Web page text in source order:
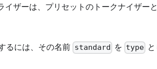
ザーは、プリセットのトークナイザ
るには、その名前 standard を type